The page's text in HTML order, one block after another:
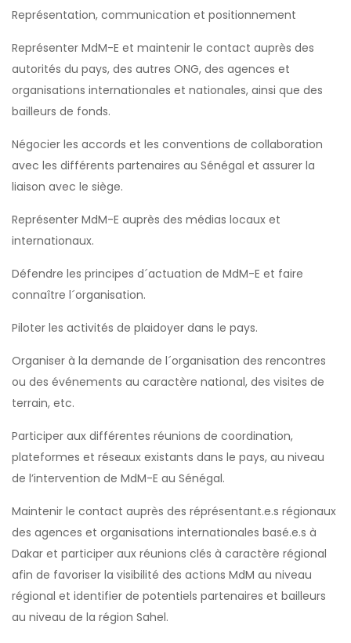
Représentation, communication et positionnement
Représenter MdM-E et maintenir le contact auprès des
autorités du pays, des autres ONG, des agences et
organisations internationales et nationales, ainsi que des
bailleurs de fonds.
Négocier les accords et les conventions de collaboration
avec les différents partenaires au Sénégal et assurer la
liaison avec le siège.
Représenter MdM-E auprès des médias locaux et
internationaux.
Défendre les principes d´actuation de MdM-E et faire
connaître l´organisation.
Piloter les activités de plaidoyer dans le pays.
Organiser à la demande de l´organisation des rencontres
ou des événements au caractère national, des visites de
terrain, etc.
Participer aux différentes réunions de coordination,
plateformes et réseaux existants dans le pays, au niveau
de l’intervention de MdM-E au Sénégal.
Maintenir le contact auprès des réprésentant.e.s régionaux
des agences et organisations internationales basé.e.s à
Dakar et participer aux réunions clés à caractère régional
afin de favoriser la visibilité des actions MdM au niveau
régional et identifier de potentiels partenaires et bailleurs
au niveau de la région Sahel.